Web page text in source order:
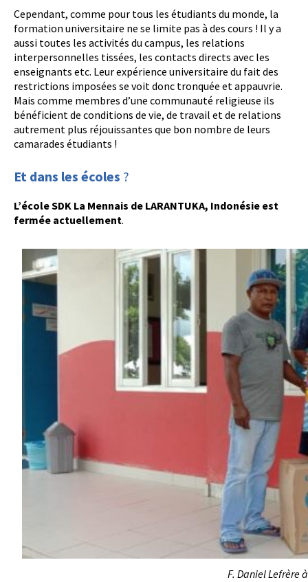
Cependant, comme pour tous les étudiants du monde, la
formation universitaire ne se limite pas à des cours ! Il y a
aussi toutes les activités du campus, les relations
interpersonnelles tissées, les contacts directs avec les
enseignants etc. Leur expérience universitaire du fait des
restrictions imposées se voit donc tronquée et appauvrie.
Mais comme membres d’une communauté religieuse ils
bénéficient de conditions de vie, de travail et de relations
autrement plus réjouissantes que bon nombre de leurs
camarades étudiants !
Et dans les écoles ?
L’école SDK La Mennais de LARANTUKA, Indonésie est
fermée actuellement.
F. Daniel Lefrère